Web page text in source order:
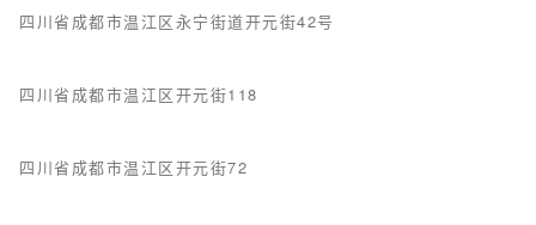
四川省成都市温江区永宁街道开元街42号
四川省成都市温江区开元街118
四川省成都市温江区开元街72